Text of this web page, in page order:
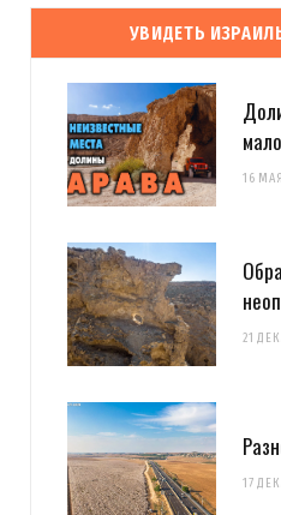
УВИДЕТЬ
16
21
17